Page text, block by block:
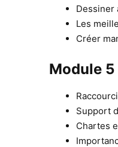
Dessiner
Les
Créer
Module 5
Support
Chartes